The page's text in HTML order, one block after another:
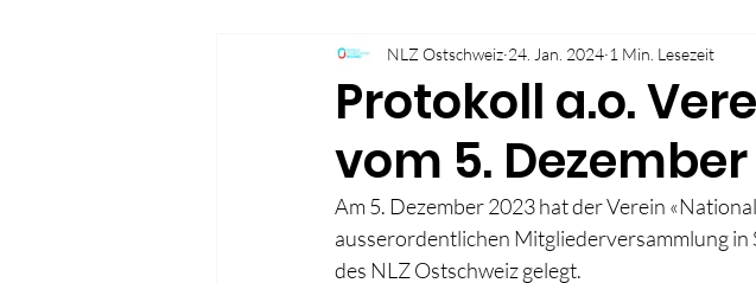
Protokoll a.o.
vom 5. Dezember
NLZ Ostschweiz 24. Jan. 2024 1 Min. Lesezeit
Am 5. Dezember 2023 hat der Verein
ausserordentlichen Mitgliederversammlung
des NLZ Ostschweiz gelegt.